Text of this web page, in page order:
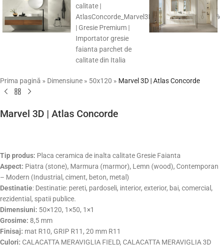
Prima pagină » Dimensiune » 50x120 » Marvel 3D | Atlas Concorde
Marvel 3D | Atlas Concorde
Tip produs: Placa ceramica de inalta calitate Gresie Faianta
Aspect: Piatra (stone), Marmura (marmor), Lemn (wood), Contemporan
– Modern (Industrial, ciment, beton, metal)
Destinatie: Destinatie: pereti, pardoseli, interior, exterior, bai, comercial,
rezidential, spatii publice.
Dimensiuni: 50×120, 1×50, 1×1
Grosime: 8,5 mm
Finisaj: mat R10, GRIP R11, 20 mm R11
Culori: CALACATTA MERAVIGLIA FIELD, CALACATTA MERAVIGLIA 3D